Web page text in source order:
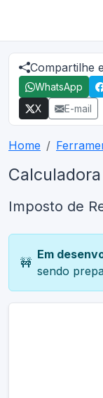
Compartilhe
WhatsApp
X
E-mail
Home
Calculadora
Imposto de
🚧
Em
sendo